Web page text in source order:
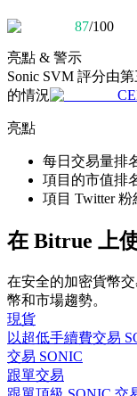
合約資訊
合約功能使用
87/100
亮點 & 警示
Sonic SVM 評分由
的情況
亮點
每日交易量排
項目的市值排
項目 Twitter
在 Bitrue 上
在安全的加密貨幣
幣和市場趨勢。
現貨
以超低手續費交易
交易 SONIC
跟單交易